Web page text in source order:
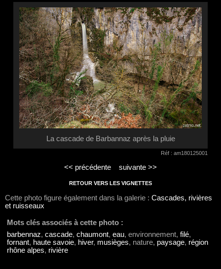
La cascade de Barbannaz après la pluie
Réf : am180125001
<< précédente suivante >>
RETOUR VERS LES VIGNETTES
Cette photo figure également dans la galerie : Cascades, rivières
et ruisseaux
Mots clés associés à cette photo :
barbennaz, cascade, chaumont, eau, environnement, filé,
fornant, haute savoie, hiver, musièges, nature, paysage, région
rhône alpes, rivière